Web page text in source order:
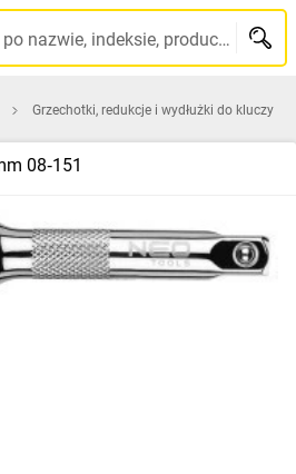
Szukaj po nazwie, indeksie, producencie, kodzie kreskowym...
Grzechotki, redukcje i wydłużki do kluczy
08‑151